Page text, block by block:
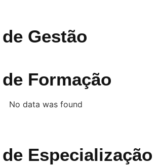
Gestão
Formação
No data was found
Especialização